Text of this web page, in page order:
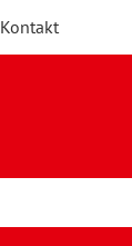
Kontakt